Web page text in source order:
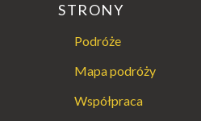
STRONY
Podróże
Mapa podróży
Współpraca